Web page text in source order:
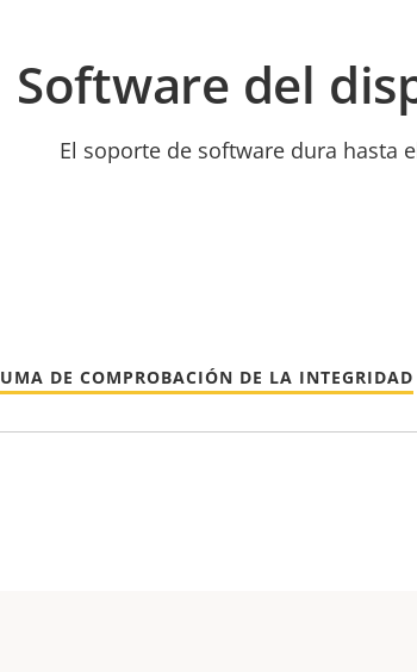
Software del
El soporte de software dura hasta
DE COMPROBACIÓN DE LA INTEGRIDAD